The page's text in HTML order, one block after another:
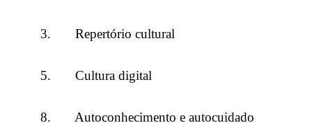
3. Repertório cultural
5. Cultura digital
8. Autoconhecimento e autocuidado